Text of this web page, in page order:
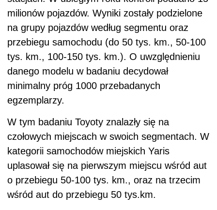
milionów pojazdów. Wyniki zostały podzielone
na grupy pojazdów według segmentu oraz
przebiegu samochodu (do 50 tys. km., 50-100
tys. km., 100-150 tys. km.). O uwzględnieniu
danego modelu w badaniu decydował
minimalny próg 1000 przebadanych
egzemplarzy.
W tym badaniu Toyoty znalazły się na
czołowych miejscach w swoich segmentach. W
kategorii samochodów miejskich Yaris
uplasował się na pierwszym miejscu wśród aut
o przebiegu 50-100 tys. km., oraz na trzecim
wśród aut do przebiegu 50 tys.km.